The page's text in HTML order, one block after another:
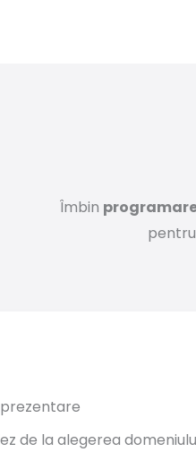
Îmbin
de la alegerea